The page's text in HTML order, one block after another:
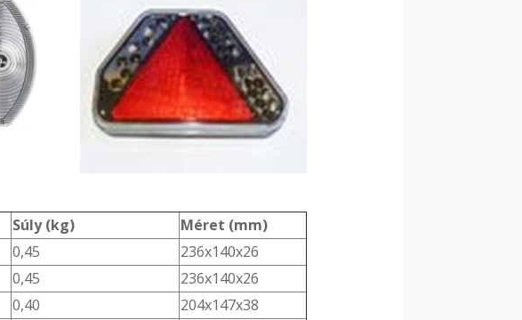
Súly (kg)
Méret (mm)
0,45
236x140x26
0,45
236x140x26
0,40
204x147x38